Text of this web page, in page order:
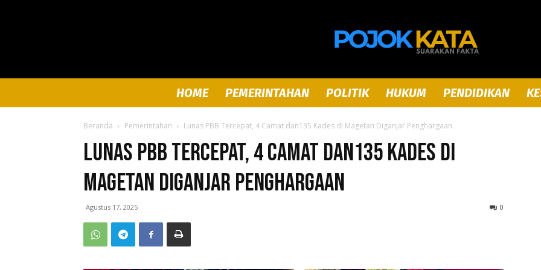
Pojok
HOME PEMERINTAHAN POLITIK HUKUM PENDIDIKAN
Beranda Pemerintahan Lunas PBB Tercepat, 4 Camat dan135 Kades di Magetan Diganjar Penghargaan
Lunas PBB Tercepat, 4 Camat dan135 Kades di
Magetan Diganjar Penghargaan
Agustus 17, 2025 0